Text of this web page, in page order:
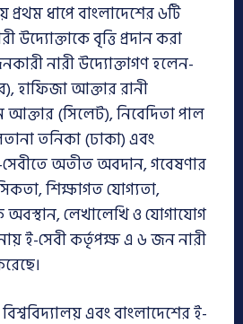
ধাপে বাংলাদেশের ৬টি
উদ্যোক্তাকে বৃত্তি প্রদান করা
নারী উদ্যোক্তাগণ হলেন-
হাফিজা আক্তার রানী
(সিলেট), নিবেদিতা পাল
তনিকা (ঢাকা) এবং
অতীত অবদান, গবেষণার
শিক্ষাগত যোগ্যতা,
লেখালেখি ও যোগাযোগ
ই-সেবী কর্তৃপক্ষ এ ৬ জন নারী
এবং বাংলাদেশের ই-